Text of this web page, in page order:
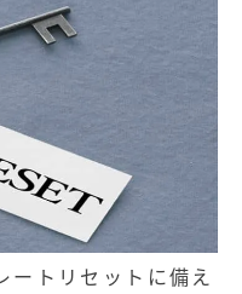
ートリセットに備え